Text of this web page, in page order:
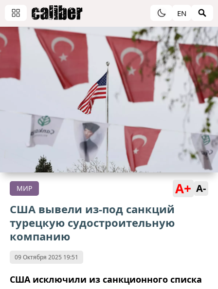
EN
МИР A+ A-
США вывели из-под санкций
турецкую судостроительную
компанию
09 Октября 2025 19:51
США исключили из санкционного списка